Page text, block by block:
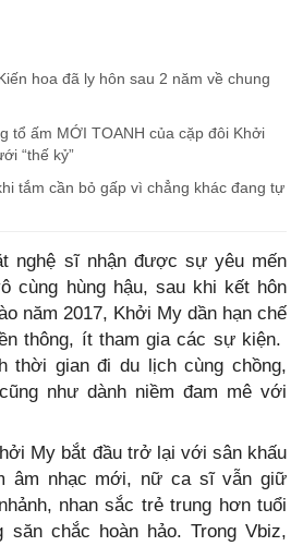
hoa đã ly hôn sau 2 năm về chung
tổ ấm MỚI TOANH của cặp đôi Khởi
“thế kỷ”
tắm cần bỏ gấp vì chẳng khác đang tự
nghệ sĩ nhận được sự yêu mến
cùng hùng hậu, sau khi kết hôn
năm 2017, Khởi My dần hạn chế
thông, ít tham gia các sự kiện.
thời gian đi du lịch cùng chồng,
như dành niềm đam mê với
My bắt đầu trở lại với sân khấu
âm nhạc mới, nữ ca sĩ vẫn giữ
nhan sắc trẻ trung hơn tuổi
chắc hoàn hảo. Trong Vbiz,